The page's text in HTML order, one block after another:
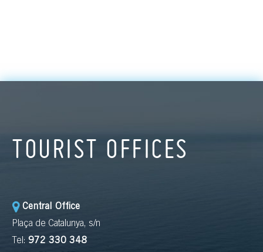
TOURIST OFFICES
Central Office
Plaça de Catalunya, s/n
Tel: 972 330 348